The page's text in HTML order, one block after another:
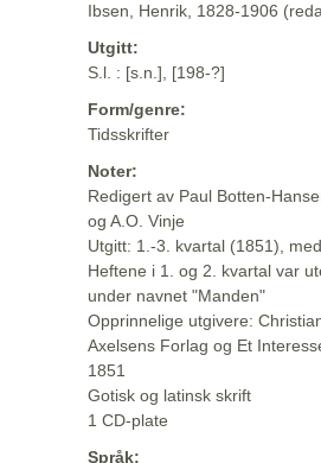
Ibsen, Henrik, 1828-1906
Utgitt:
S.l. : [s.n.], [198-?]
Form/genre:
Tidsskrifter
Noter:
Redigert av Paul Botten-
og A.O. Vinje
Utgitt: 1.-3. kvartal (1851),
Heftene i 1. og 2. kvartal var
under navnet "Manden"
Opprinnelige utgivere:
Axelsens Forlag og Et
1851
Gotisk og latinsk skrift
1 CD-plate
Språk: